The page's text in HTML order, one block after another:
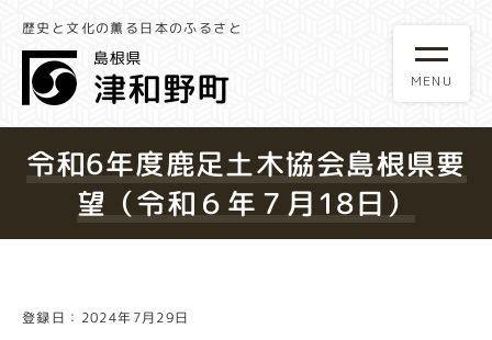
歴史と文化の薫る日本のふるさと
令和6年度鹿足土木協会島根県要
望（令和６年７月18日）
登録日：2024年7月29日